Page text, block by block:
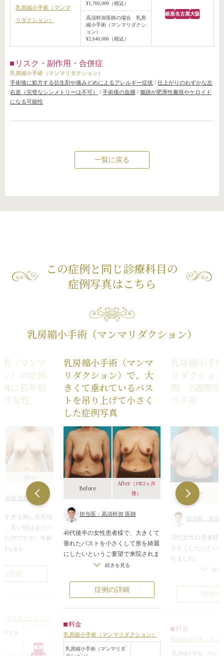
乳房縮小手術（マンマ
リダクション）
¥1,760,000（税込）
銀座名古屋大阪
高須幹弥医師の場合 乳房
縮小手術（マンマリダクシ
ョン）
¥2,640,000（税込）
リスク・副作用・合併症
乳房縮小手術（マンマリダクション）
手術後に処方する抗生剤や痛みどめによるアレルギー症状 / 仕上がりのわずかな左
右差（完璧なシンメトリーは不可）
/ 手術後の血腫 / 傷跡が肥厚性瘢痕やケロイド
になる可能性
一覧に戻る
この症例と同じ診療科目の
症例写真はこちら
乳房縮小手術（マンマリダクション）
（マンマ
）の症例
に長年悩
女性
After
幹弥 医師
すぎる胸に長年悩
。若い頃はまだハ
たのですが、年齢
てさらに悩みは深
改善にもなれば
（マンマリダクシ
胸が軽くなったこ
り、洋服も自由に
れで、胸を張って
きを見る
詳細
マリダクション）
マリダ
銀座
乳房縮小手術（マンマ
リダクション）で、大
きくて垂れているバス
トを吊り上げて小さく
した症例写真
Before
After （1年2ヶ月
後）
担当医：高須幹弥 医師
40代後半の女性患者様で、大きくて
垂れたバストを小さくして形を綺麗
にしたいというご要望で来院されま
たそうですが、妊娠、出産、授乳を
繰り返したことと、加齢によって垂
れ下がってしまったとのことでし
診察させていただいたところ、ブラ
ジャーのサイズでいうと、Gカップ
くらいのボリュームがあり、乳輪も
続きを見る
症例の詳細
料金
乳房縮小手術（マンマリダクション）
乳房縮小手術（マンマリダ
乳房縮小手
リダクショ
例 2週間空
つ手術
Before
担当医：高須
50代女性の患者様
小さくしたいとい
れました。
診察させていただ
ため、非常に肩が
した。
悩みでした。
乳房縮小手術（マ
ン）でバストのボ
続き
症例
料金
乳房縮小手術（マン
乳房縮小手術（マンマ